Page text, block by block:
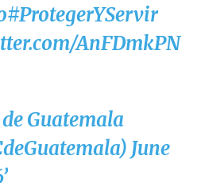
#ProtegerYServir
AnFDmkPN
Guatemala
June